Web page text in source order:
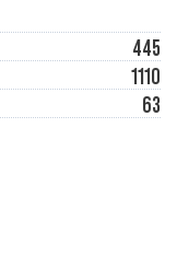
445
1110
63